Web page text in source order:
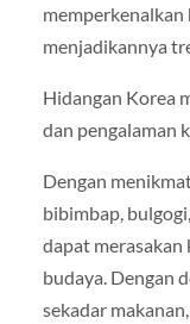
memperkenalkan
menjadikannya
Hidangan Korea
dan pengalaman
Dengan
bibimbap,
dapat merasakan
budaya. Dengan
sekadar